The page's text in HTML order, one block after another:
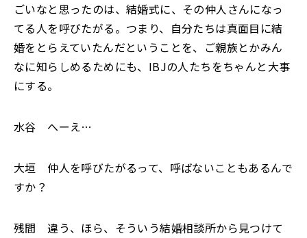
ごいなと思ったのは、結婚式に、その仲人さんになっ
てる人を呼びたがる。つまり、自分たちは真面目に結
婚をとらえていたんだということを、ご親族とかみん
なに知らしめるためにも、IBJの人たちをちゃんと大事
にする。
水谷 へーえ…
大垣 仲人を呼びたがるって、呼ばないこともあるんで
すか？
残間 違う、ほら、そういう結婚相談所から見つけて